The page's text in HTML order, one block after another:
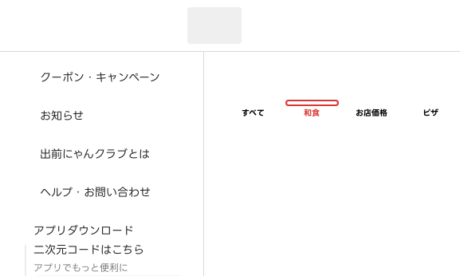
クーポン・キャンペーン
お知らせ
出前にゃんクラブとは
ヘルプ・お問い合わせ
アプリダウンロード
二次元コードはこちら
アプリでもっと便利に
すべて 和食 お店価格 ピザ